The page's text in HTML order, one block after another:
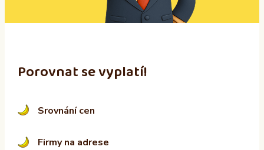
:
Porovnat se vyplatí!
Srovnání cen
Firmy na adrese